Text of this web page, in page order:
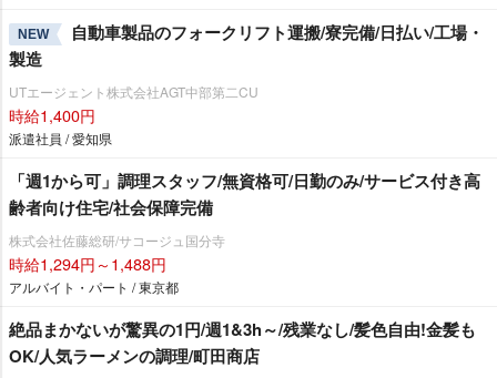
NEW
自動車製品のフォークリフト運搬/寮完備/日払い/工場・
製造
UTエージェント株式会社AGT中部第二CU
時給1,400円
派遣社員 / 愛知県
「週1から可」調理スタッフ/無資格可/日勤のみ/サービス付き高
齢者向け住宅/社会保障完備
株式会社佐藤総研/サコージュ国分寺
時給1,294円～1,488円
アルバイト・パート / 東京都
絶品まかないが驚異の1円/週1&3h～/残業なし/髪色自由!金髪も
OK/人気ラーメンの調理/町田商店